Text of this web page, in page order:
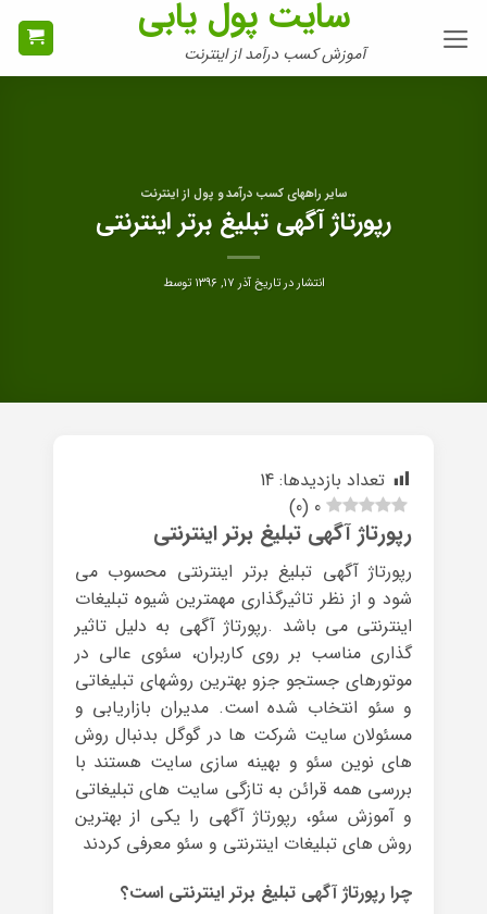
سایت پول یابی
آموزش کسب درآمد از اینترنت
سایر راههای کسب درآمد و پول از اینترنت
رپورتاژ آگهی تبلیغ برتر اینترنتی
انتشار در تاریخآذر ۱۷, ۱۳۹۶ توسط
تعداد بازدیدها: 14
0
(
0
)
رپورتاژ آگهی تبلیغ برتر اینترنتی
رپورتاژ آگهی تبلیغ برتر اینترنتی محسوب می
شود و از نظر تاثیرگذاری مهمترین شیوه تبلیغات
اینترنتی می باشد .رپورتاژ آگهی به دلیل تاثیر
گذاری مناسب بر روی کاربران، سئوی عالی در
موتورهای جستجو جزو بهترین روشهای تبلیغاتی
و سئو انتخاب شده است. مدیران بازاریابی و
مسئولان سایت شرکت ها در گوگل بدنبال روش
های نوین سئو و بهینه سازی سایت هستند با
بررسی همه قرائن به تازگی سایت های تبلیغاتی
و آموزش سئو، رپورتاژ آگهی را یکی از بهترین
روش های تبلیغات اینترنتی و سئو معرفی کردند
چرا رپورتاژ آگهی تبلیغ برتر اینترنتی است؟